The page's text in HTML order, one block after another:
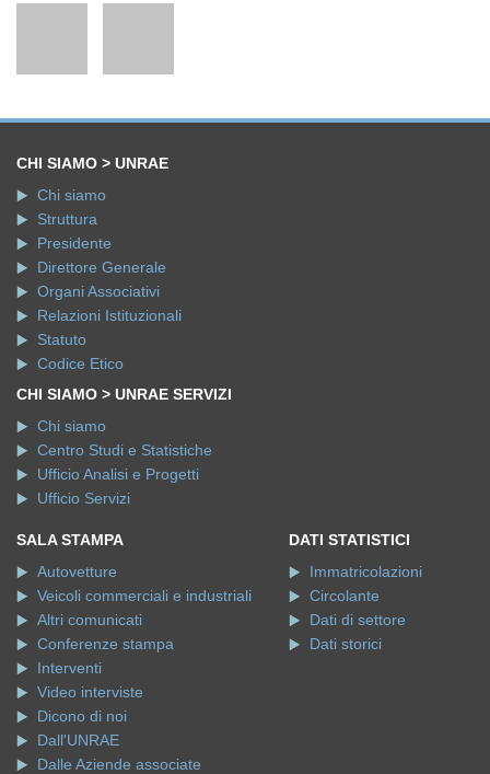
CHI SIAMO > UNRAE
Chi siamo
Struttura
Presidente
Direttore Generale
Organi Associativi
Relazioni Istituzionali
Statuto
Codice Etico
CHI SIAMO > UNRAE SERVIZI
Chi siamo
Centro Studi e Statistiche
Ufficio Analisi e Progetti
Ufficio Servizi
SALA STAMPA
Autovetture
Veicoli commerciali e industriali
Altri comunicati
Conferenze stampa
Interventi
Video interviste
Dicono di noi
Dall'UNRAE
Dalle Aziende associate
DATI STATISTICI
Immatricolazioni
Circolante
Dati di settore
Dati storici